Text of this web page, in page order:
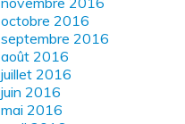
octobre 2016
septembre 2016
août 2016
juillet 2016
juin 2016
mai 2016